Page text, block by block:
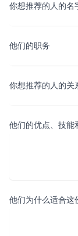
你想推荐的人的名
他们的职务
你想推荐的人的关
他们的优点、技能
他们为什么适合这